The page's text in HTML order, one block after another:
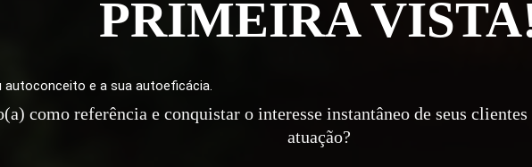
PRIMEIRA
e a sua autoeficácia.
como referência e conquistar o interesse instantâneo de seus
atuação?